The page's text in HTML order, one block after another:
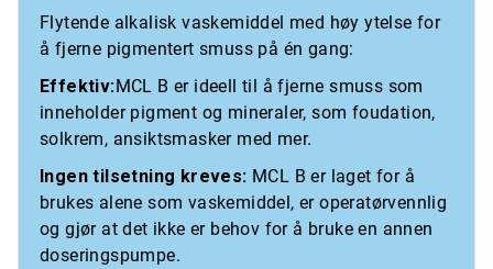
Flytende alkalisk vaskemiddel med høy ytelse for
å fjerne pigmentert smuss på én gang:
Effektiv:MCL B er ideell til å fjerne smuss som
inneholder pigment og mineraler, som foudation,
solkrem, ansiktsmasker med mer.
Ingen tilsetning kreves: MCL B er laget for å
brukes alene som vaskemiddel, er operatørvennlig
og gjør at det ikke er behov for å bruke en annen
doseringspumpe.